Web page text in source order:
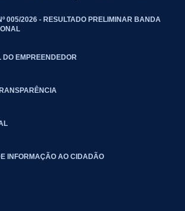
005/2026 - RESULTADO PRELIMINAR BANDA
DO EMPREENDEDOR
INFORMAÇÃO AO CIDADÃO